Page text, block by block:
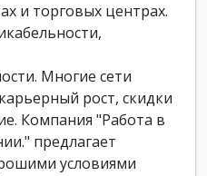
и торговых центрах.
Многие сети
рост, скидки
Компания "Работа в
предлагает
условиями